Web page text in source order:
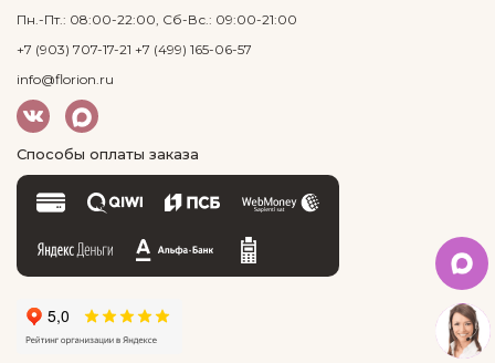
Пн.-Пт.: 08:00-22:00, Сб-Вс.: 09:00-21:00
+7 (903) 707-17-21 +7 (499) 165-06-57
info@florion.ru
Способы оплаты заказа